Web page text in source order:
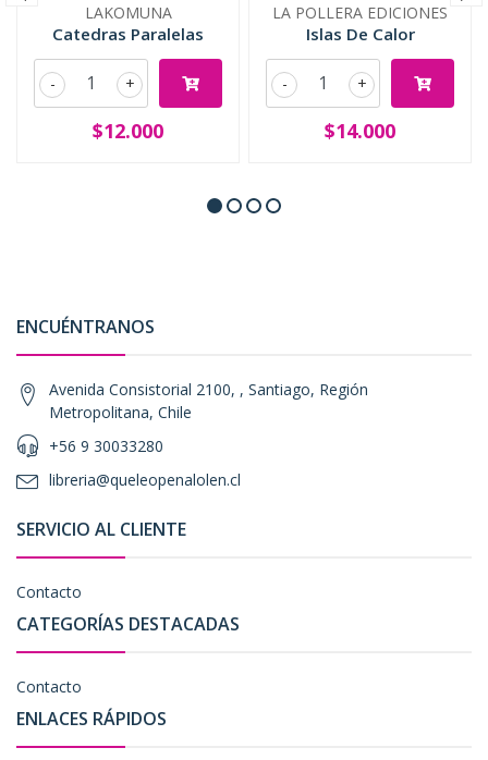
LAKOMUNA
Catedras Paralelas
+
-
$12.000
LA POLLERA EDICIONES
Islas De Calor
+
-
$14.000
ENCUÉNTRANOS
Avenida Consistorial 2100, , Santiago, Región
Metropolitana, Chile
+56 9 30033280
libreria@queleopenalolen.cl
SERVICIO AL CLIENTE
Contacto
CATEGORÍAS DESTACADAS
Contacto
ENLACES RÁPIDOS